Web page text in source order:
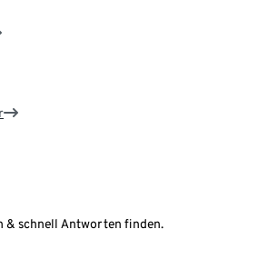
& schnell Antworten finden.